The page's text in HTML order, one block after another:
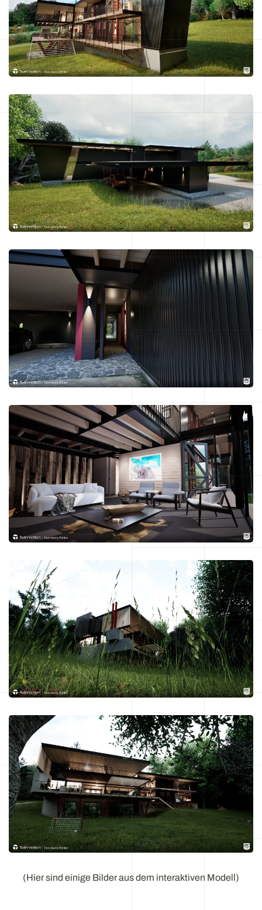
(Hier sind einige Bilder aus dem interaktiven Modell)